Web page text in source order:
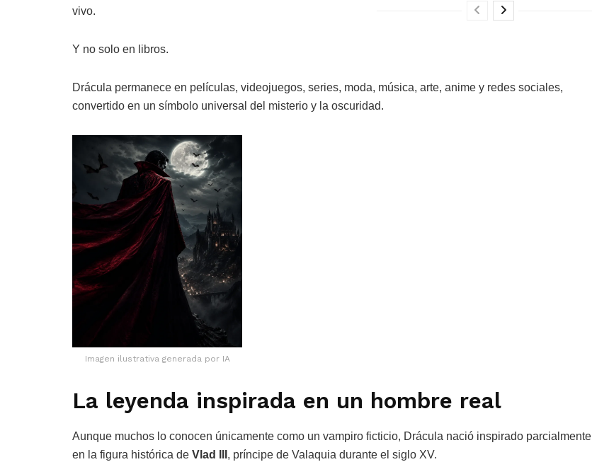
vivo.
Y no solo en libros.
Drácula permanece en películas, videojuegos, series, moda, música, arte, anime y redes sociales,
convertido en un símbolo universal del misterio y la oscuridad.
Imagen ilustrativa generada por IA
La leyenda inspirada en un hombre real
Aunque muchos lo conocen únicamente como un vampiro ficticio, Drácula nació inspirado parcialmente
en la figura histórica de Vlad III , príncipe de Valaquia durante el siglo XV.